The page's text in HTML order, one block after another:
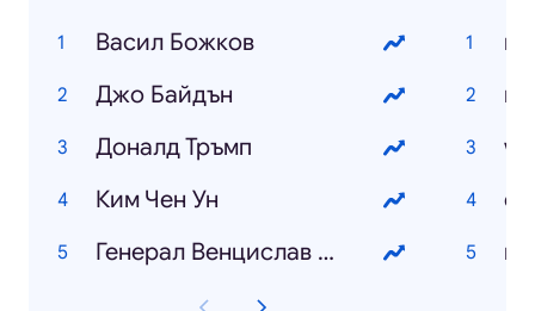
Васил Божков
Джо Байдън
Доналд Тръмп
Ким Чен Ун
Генерал Венцислав Мутафчийски